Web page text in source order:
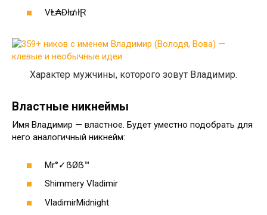
VⱠ₳Đł₥łⱤ
Характер мужчины, которого зовут Владимир.
Властные никнеймы
Имя Владимир — властное. Будет уместно подобрать для
него аналогичный никнейм:
Mr°✓ẞØẞ™
Shimmery Vladimir
VladimirMidnight